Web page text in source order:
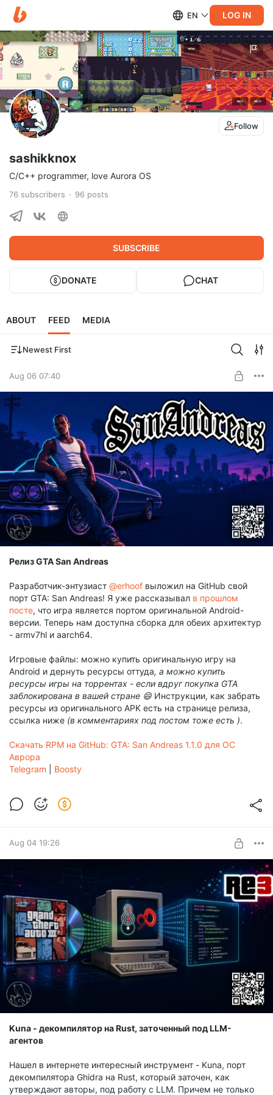
EN LOG IN
Follow
sashikknox
C/C++ programmer, love Aurora OS
76 subscribers 96 posts
SUBSCRIBE
DONATE CHAT
ABOUT FEED MEDIA
Newest First
Aug 06 07:40
Релиз GTA San Andreas
Разработчик-энтузиаст @erhoof выложил на GitHub свой
порт GTA: San Andreas! Я уже рассказывал в прошлом
посте, что игра является портом оригинальной Android-
версии. Теперь нам доступна сборка для обеих архитектур
- armv7hl и aarch64.
Игровые файлы: можно купить оригинальную игру на
Android и дернуть ресурсы оттуда, а можно купить
ресурсы игры на торрентах - если вдруг покупка GTA
заблокирована в вашей стране 😄 Инструкции, как забрать
ресурсы из оригинального APK есть на странице релиза,
ссылка ниже (в комментариях под постом тоже есть ).
Скачать RPM на GitHub: GTA: San Andreas 1.1.0 для ОС
Аврора
Telegram
Boosty
Aug 04 19:26
Kuna - декомпилятор на Rust, заточенный под LLM-
агентов
Нашел в интернете интересный инструмент - Kuna, порт
декомпилятора Ghidra на Rust, который заточен, как
утверждают авторы, под работу с LLM. Причем не только